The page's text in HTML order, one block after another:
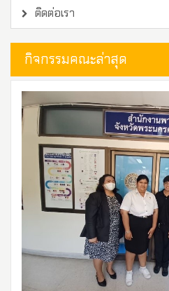
ติดต่อเรา
กิจกรรมคณะล่าสุด